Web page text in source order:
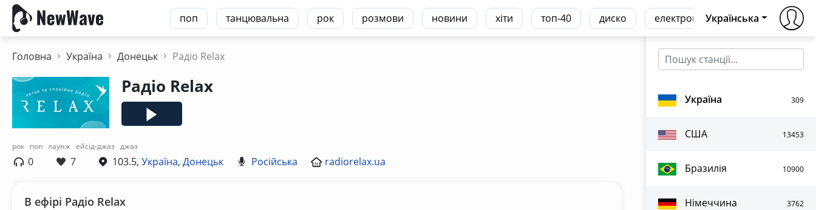
поп танцювальна рок розмови новини хіти топ-40 диско електронна транс хаус
Українська
Україна 309
США 13453
Бразилія 10900
Німеччина 3762
Головна Україна Донецьк Радіо Relax
Радіо Relax
рок поп лаунж ейсід-джаз джаз
0 7 103.5,Україна,Донецьк Російська radiorelax.ua
В ефірі Радіо Relax